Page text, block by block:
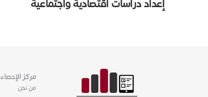
إعداد دراسات اقتصادية واجتماعية
مركز الإحصاء
من نحن